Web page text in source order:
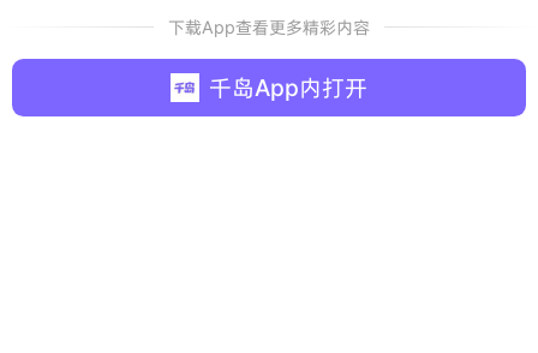
下载App查看更多精彩内容
千岛App内打开